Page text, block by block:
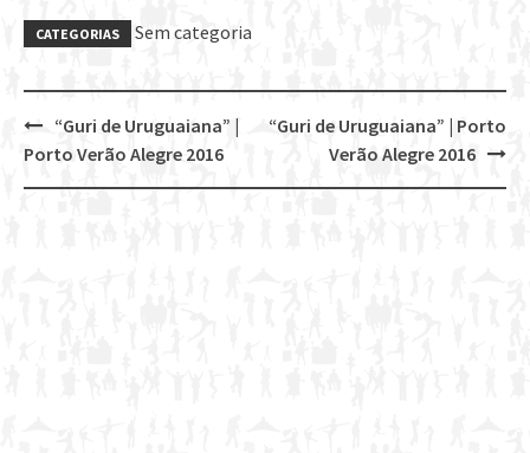
CATEGORIAS Sem categoria
Post
navigation
“Guri de Uruguaiana” | Porto
Verão Alegre 2016
“Guri de Uruguaiana” |
Porto Verão Alegre 2016